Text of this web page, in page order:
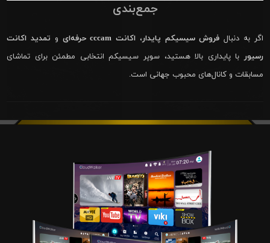
جمع‌بندی
اگر به دنبال فروش سیسیکم پایدار، اکانت cccam حرفه‌ای و تمدید اکانت
رسیور با پایداری بالا هستید، سوپر سیسیکم انتخابی مطمئن برای تماشای
مسابقات و کانال‌های محبوب جهانی است.